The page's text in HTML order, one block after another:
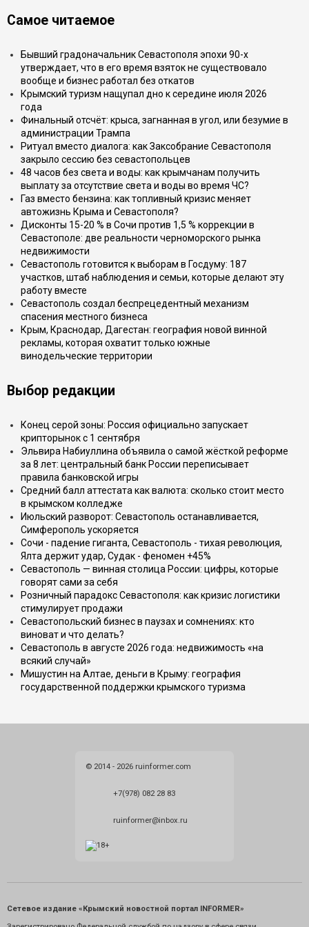
Самое читаемое
Бывший градоначальник Севастополя эпохи 90-х
утверждает, что в его время взяток не существовало
вообще и бизнес работал без откатов
Крымский туризм нащупал дно к середине июля 2026
года
Финальный отсчёт: крыса, загнанная в угол, или безумие в
администрации Трампа
Ритуал вместо диалога: как Заксобрание Севастополя
закрыло сессию без севастопольцев
48 часов без света и воды: как крымчанам получить
выплату за отсутствие света и воды во время ЧС?
Газ вместо бензина: как топливный кризис меняет
автожизнь Крыма и Севастополя?
Дисконты 15-20 % в Сочи против 1,5 % коррекции в
Севастополе: две реальности черноморского рынка
недвижимости
Севастополь готовится к выборам в Госдуму: 187
участков, штаб наблюдения и семьи, которые делают эту
работу вместе
Севастополь создал беспрецедентный механизм
спасения местного бизнеса
Крым, Краснодар, Дагестан: география новой винной
рекламы, которая охватит только южные
винодельческие территории
Выбор редакции
Конец серой зоны: Россия официально запускает
крипторынок с 1 сентября
Эльвира Набиуллина объявила о самой жёсткой реформе
за 8 лет: центральный банк России переписывает
правила банковской игры
Средний балл аттестата как валюта: сколько стоит место
в крымском колледже
Июльский разворот: Севастополь останавливается,
Симферополь ускоряется
Сочи - падение гиганта, Севастополь - тихая революция,
Ялта держит удар, Судак - феномен +45%
Севастополь — винная столица России: цифры, которые
говорят сами за себя
Розничный парадокс Севастополя: как кризис логистики
стимулирует продажи
Севастопольский бизнес в паузах и сомнениях: кто
виноват и что делать?
Севастополь в августе 2026 года: недвижимость «на
всякий случай»
Мишустин на Алтае, деньги в Крыму: география
государственной поддержки крымского туризма
© 2014 - 2026 ruinformer.com
+7(978) 082 28 83
ruinformer@inbox.ru
Сетевое издание «Крымский новостной портал INFORMER»